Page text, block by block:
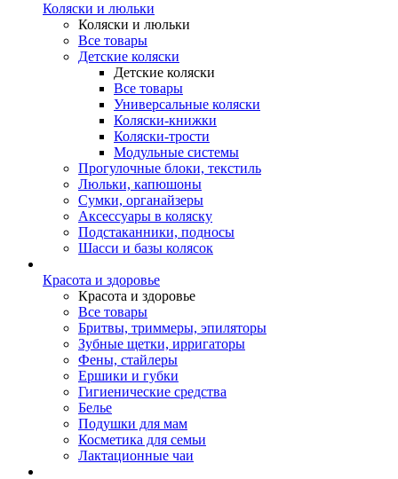
Коляски и люльки
Коляски и люльки
Все товары
Детские коляски
Детские коляски
Все товары
Универсальные коляски
Коляски-книжки
Коляски-трости
Модульные системы
Прогулочные блоки, текстиль
Люльки, капюшоны
Сумки, органайзеры
Аксессуары в коляску
Подстаканники, подносы
Шасси и базы колясок
Красота и здоровье
Красота и здоровье
Все товары
Бритвы, триммеры, эпиляторы
Зубные щетки, ирригаторы
Фены, стайлеры
Ершики и губки
Гигиенические средства
Белье
Подушки для мам
Косметика для семьи
Лактационные чаи